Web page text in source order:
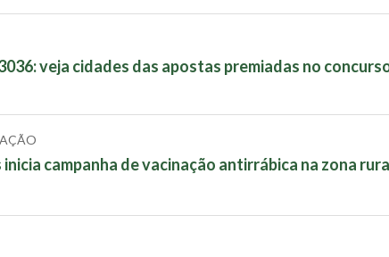
veja cidades das apostas premiadas no
campanha de vacinação antirrábica na zona